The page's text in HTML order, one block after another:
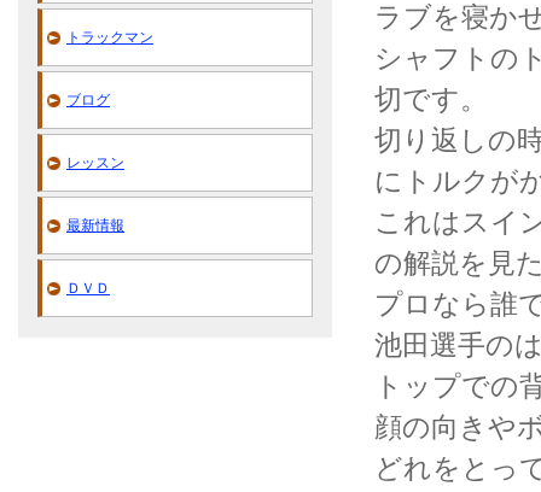
ラブを寝か
シャフトの
切です。
切り返しの
にトルクが
これはスイ
の解説を見
プロなら誰
池田選手の
トップでの
顔の向きや
どれをとっ
トラックマン
ブログ
レッスン
最新情報
ＤＶＤ